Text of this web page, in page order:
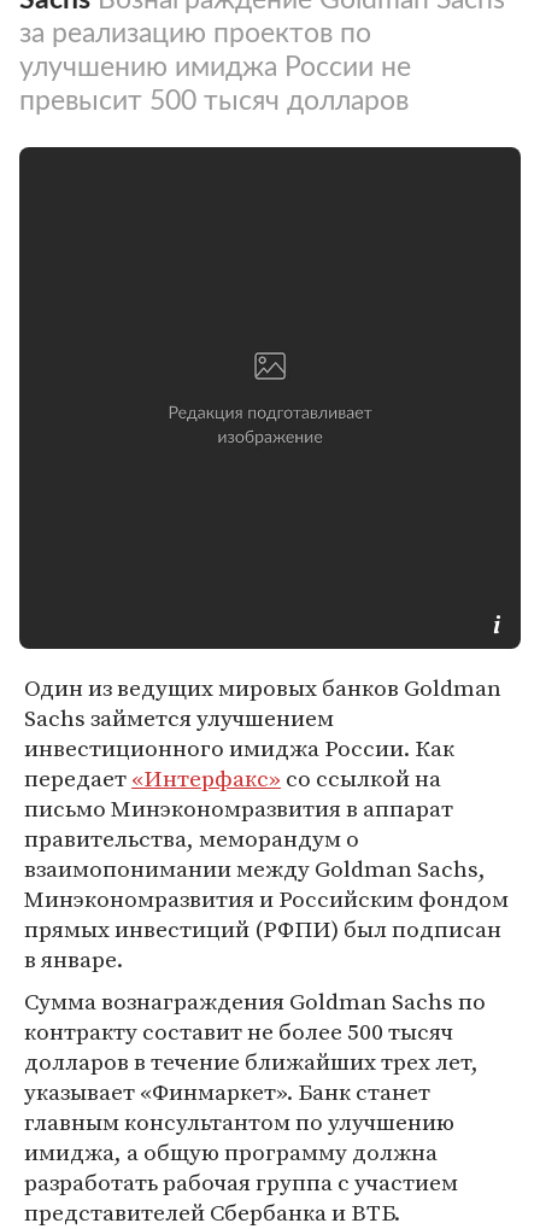
за реализацию проектов по
улучшению имиджа России не
превысит 500 тысяч долларов
Один из ведущих мировых банков Goldman
Sachs займется улучшением
инвестиционного имиджа России. Как
передает«Интерфакс» со ссылкой на
письмо Минэкономразвития в аппарат
правительства, меморандум о
взаимопонимании между Goldman Sachs,
Минэкономразвития и Российским фондом
прямых инвестиций (РФПИ) был подписан
в январе.
Сумма вознаграждения Goldman Sachs по
контракту составит не более 500 тысяч
долларов в течение ближайших трех лет,
указывает «Финмаркет». Банк станет
главным консультантом по улучшению
имиджа, а общую программу должна
разработать рабочая группа с участием
представителей Сбербанка и ВТБ.